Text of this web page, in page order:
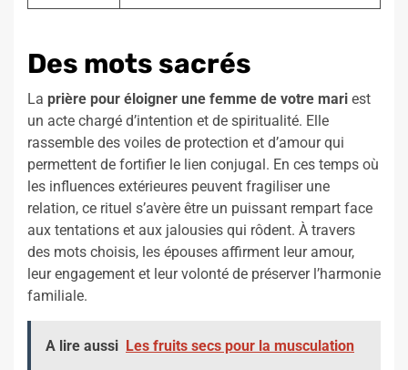
Des mots sacrés
La prière pour éloigner une femme de votre mari est
un acte chargé d’intention et de spiritualité. Elle
rassemble des voiles de protection et d’amour qui
permettent de fortifier le lien conjugal. En ces temps où
les influences extérieures peuvent fragiliser une
relation, ce rituel s’avère être un puissant rempart face
aux tentations et aux jalousies qui rôdent. À travers
des mots choisis, les épouses affirment leur amour,
leur engagement et leur volonté de préserver l’harmonie
familiale.
A lire aussi Les fruits secs pour la musculation